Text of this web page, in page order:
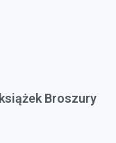
Broszury